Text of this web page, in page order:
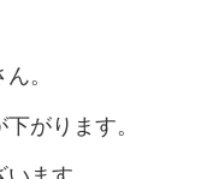
。
がります。